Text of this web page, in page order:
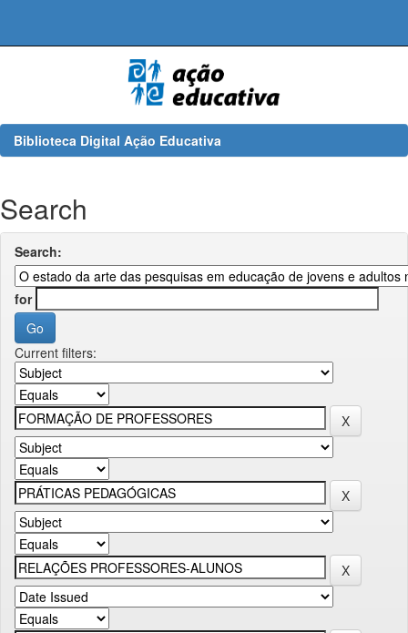
Biblioteca Digital Ação Educativa
Search
Search:
for
Current filters: